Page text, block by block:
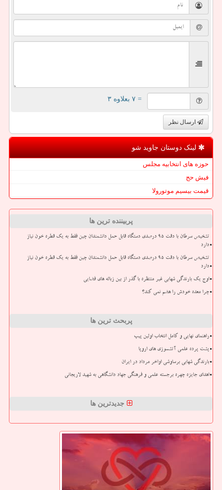
= ۷ بعلاوه ۳
ارسال نظر
لینک دوستان جاوید شو
حوزه های انتخابیه مجلس
فیش حج
قیمت بیسیم موتورولا
پربیننده ترین ها
تشخیص سرطان با دقت ۹۵ درصدی دستگاه قابل حمل دانشمندان چین فقط به یک قطره خون نیاز
دارد
تشخیص سرطان با دقت ۹۵ درصدی دستگاه قابل حمل دانشمندان چین فقط به یک قطره خون نیاز
دارد
اوج یک بارندگی شهابی غیر منتظره با گذر از بین زباله های فضایی
چرا معده خودش را هضم نمی کند؟
پربحث ترین ها
راهنمای نهایی و کامل انتخاب اولین پیپ
پشت پرده علمی آتشسوزی های اروپا
بارندگی شهابی برساوشی اواخر مرداد در ایران
اهدای جایزه چهره برجسته علمی و فرهنگی جهاد دانشگاهی به شهید لاریجانی
جدیدترین ها